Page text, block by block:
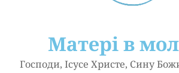
Матері в
Господи, Ісусе Христе, Сину